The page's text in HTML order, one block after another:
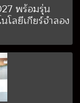
พร้อมรุ่น
ลยีเกียร์จำลอง